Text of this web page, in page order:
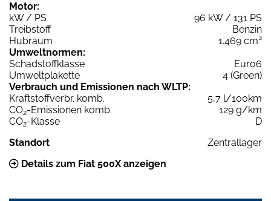
Motor:
kW / PS
96 kW / 131 PS
Treibstoff
Benzin
Hubraum
1.469 cm³
Umweltnormen:
Schadstoffklasse
Euro6
Umweltplakette
4 (Green)
Verbrauch und Emissionen nach WLTP:
Kraftstoffverbr. komb.
5,7 l/100km
CO2-Emissionen komb.
129 g/km
CO2-Klasse
D
Standort
Zentrallager
Details zum Fiat 500X anzeigen